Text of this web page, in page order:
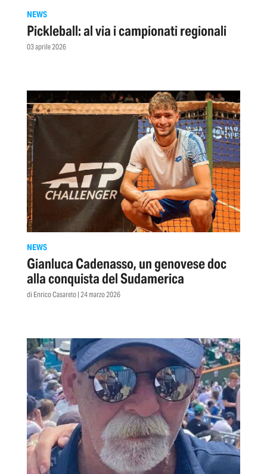
NEWS
Pickleball: al via i campionati regionali
03 aprile 2026
NEWS
Gianluca Cadenasso, un genovese doc
alla conquista del Sudamerica
di Enrico Casareto | 24 marzo 2026